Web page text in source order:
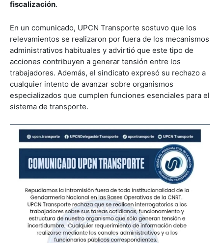
fiscalización.
En un comunicado, UPCN Transporte sostuvo que los
relevamientos se realizaron por fuera de los mecanismos
administrativos habituales y advirtió que este tipo de
acciones contribuyen a generar tensión entre los
trabajadores. Además, el sindicato expresó su rechazo a
cualquier intento de avanzar sobre organismos
especializados que cumplen funciones esenciales para el
sistema de transporte.